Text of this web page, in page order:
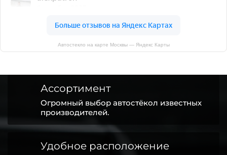
Автостекло на карте Москвы — Яндекс Карты
Ассортимент
Огромный выбор автостёкол известных
производителей.
Удобное расположение